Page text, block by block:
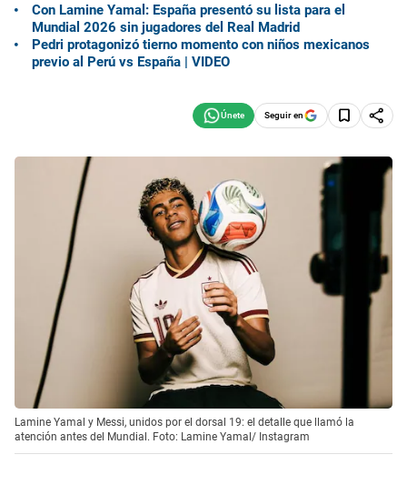
Con Lamine Yamal: España presentó su lista para el
Mundial 2026 sin jugadores del Real Madrid
Pedri protagonizó tierno momento con niños mexicanos
previo al Perú vs España | VIDEO
Seguir en
Lamine Yamal y Messi, unidos por el dorsal 19: el detalle que llamó la
atención antes del Mundial. Foto: Lamine Yamal/ Instagram